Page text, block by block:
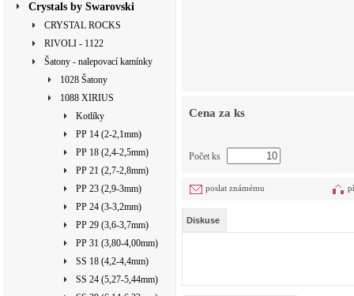
Crystals by Swarovski
CRYSTAL ROCKS
RIVOLI - 1122
Šatony - nalepovací kamínky
1028 Šatony
1088 XIRIUS
Kotlíky
PP 14 (2-2,1mm)
PP 18 (2,4-2,5mm)
PP 21 (2,7-2,8mm)
PP 23 (2,9-3mm)
PP 24 (3-3,2mm)
PP 29 (3,6-3,7mm)
PP 31 (3,80-4,00mm)
SS 18 (4,2-4,4mm)
SS 24 (5,27-5,44mm)
Cena za ks
Počet ks
poslat známému
Diskuse